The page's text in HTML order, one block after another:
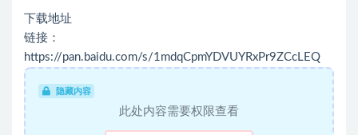
下载地址
链接：
https://pan.baidu.com/s/1mdqCpmYDVUYRxPr9ZCcLEQ
隐藏内容
此处内容需要权限查看